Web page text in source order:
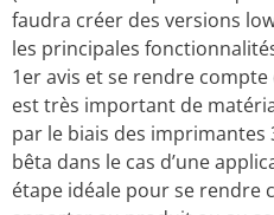
faudra créer des versions
les principales
1eravis et se rendre compte
est très important de
par le biais des
bêta dans le cas d’une
étape idéale pour se rendre